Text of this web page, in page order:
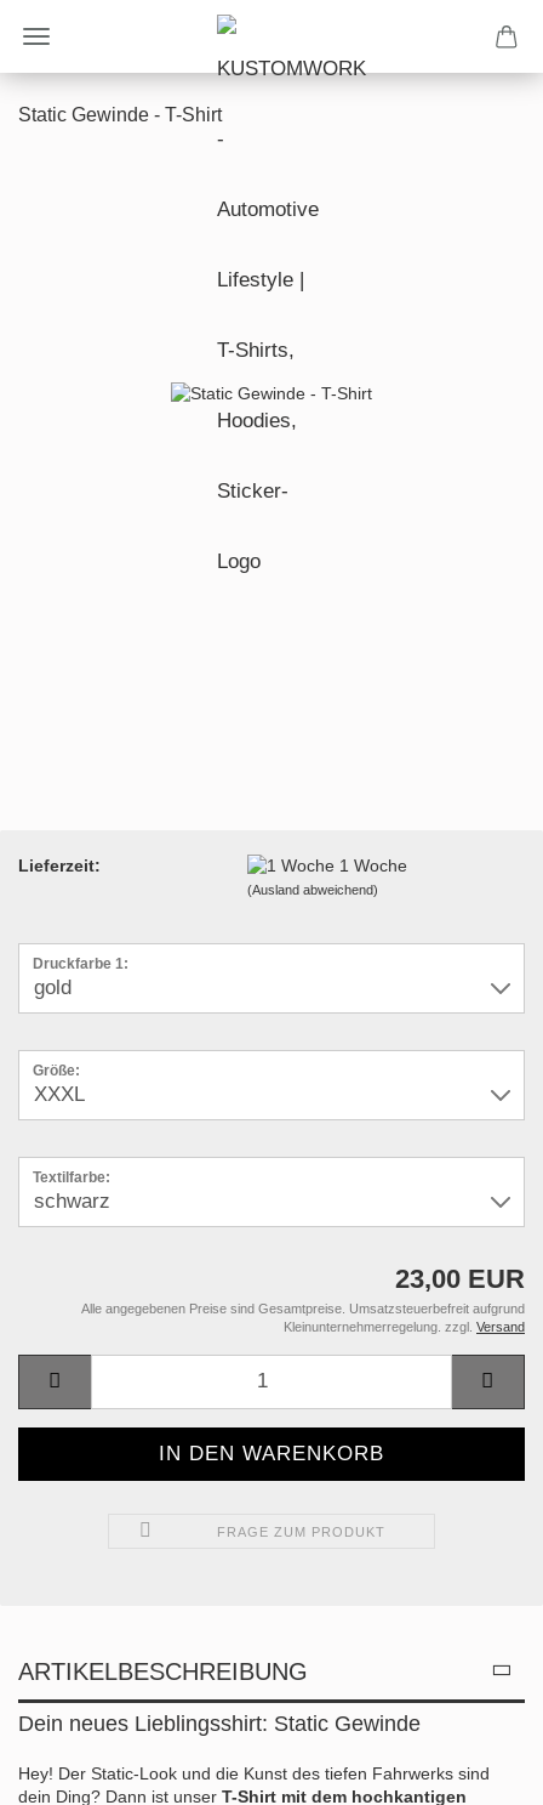
Static Gewinde - T-Shirt
Lieferzeit: 1 Woche
(Ausland abweichend)
Druckfarbe 1:
Größe:
Textilfarbe:
23,00 EUR
Alle angegebenen Preise sind Gesamtpreise. Umsatzsteuerbefreit aufgrund
Kleinunternehmerregelung. zzgl. Versand
FRAGE ZUM PRODUKT
ARTIKELBESCHREIBUNG
Dein neues Lieblingsshirt: Static Gewinde
Hey! Der Static-Look und die Kunst des tiefen Fahrwerks sind
dein Ding? Dann ist unser T-Shirt mit dem hochkantigen